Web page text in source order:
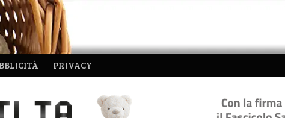
PRIVACY